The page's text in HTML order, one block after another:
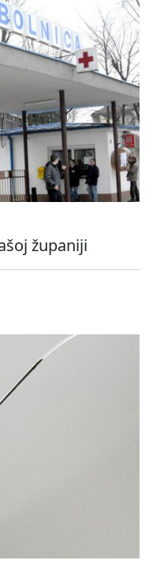
županiji